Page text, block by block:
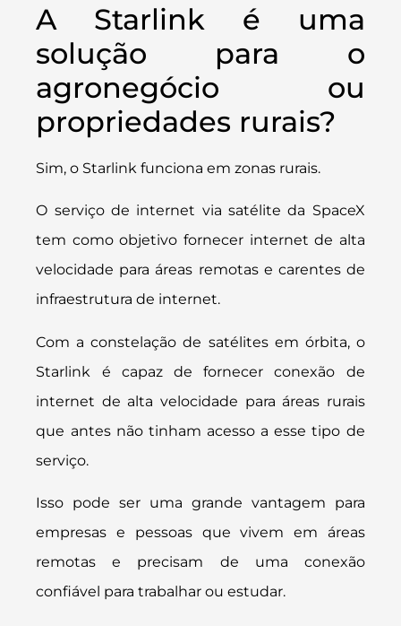
A Starlink é uma
solução para o
agronegócio ou
propriedades rurais?
Sim, o Starlink funciona em zonas rurais.
O serviço de internet via satélite da SpaceX
tem como objetivo fornecer internet de alta
velocidade para áreas remotas e carentes de
infraestrutura de internet.
Com a constelação de satélites em órbita, o
Starlink é capaz de fornecer conexão de
internet de alta velocidade para áreas rurais
que antes não tinham acesso a esse tipo de
serviço.
Isso pode ser uma grande vantagem para
empresas e pessoas que vivem em áreas
remotas e precisam de uma conexão
confiável para trabalhar ou estudar.